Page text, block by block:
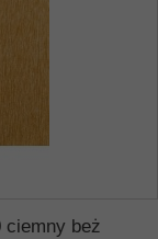
ciemny beż